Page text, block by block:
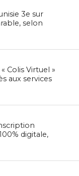
3e sur
selon
Colis Virtuel »
aux services
digitale,